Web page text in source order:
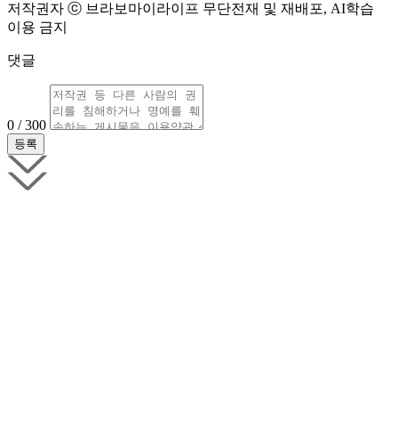
저작권자 ⓒ 브라보마이라이프 무단전재 및 재배포, AI학습
이용 금지
댓글
0 / 300